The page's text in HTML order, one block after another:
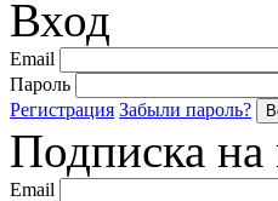
Вход
Email
Пароль
Регистрация Забыли пароль?
Подписка на
Email